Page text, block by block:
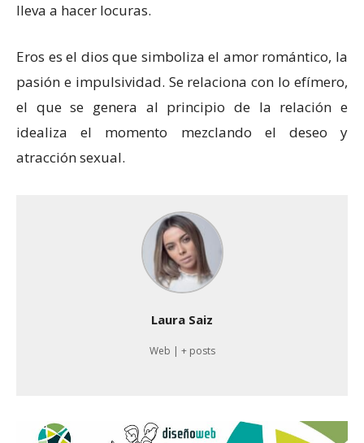
lleva a hacer locuras.
Eros es el dios que simboliza el amor romántico, la
pasión e impulsividad. Se relaciona con lo efímero,
el que se genera al principio de la relación e
idealiza el momento mezclando el deseo y
atracción sexual.
Laura Saiz
Web | + posts